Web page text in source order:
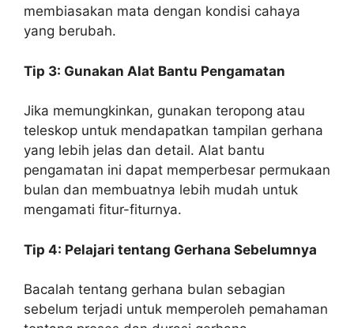
membiasakan mata dengan kondisi cahaya
yang berubah.
Tip 3: Gunakan Alat Bantu Pengamatan
Jika memungkinkan, gunakan teropong atau
teleskop untuk mendapatkan tampilan gerhana
yang lebih jelas dan detail. Alat bantu
pengamatan ini dapat memperbesar permukaan
bulan dan membuatnya lebih mudah untuk
mengamati fitur-fiturnya.
Tip 4: Pelajari tentang Gerhana Sebelumnya
Bacalah tentang gerhana bulan sebagian
sebelum terjadi untuk memperoleh pemahaman